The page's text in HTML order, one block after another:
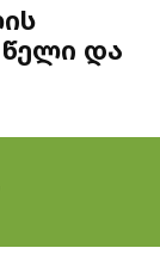
წელი და